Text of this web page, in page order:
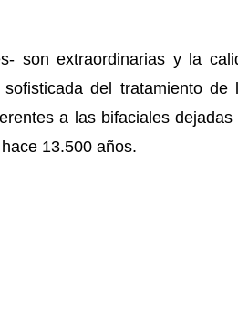
son extraordinarias y la
del tratamiento
a las bifaciales
13.500 años.